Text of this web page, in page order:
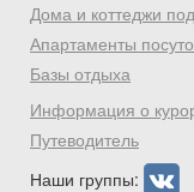
Дома и коттеджи
Апартаменты
Базы отдыха
Информация о
Путеводитель
Наши группы:
Хочешь